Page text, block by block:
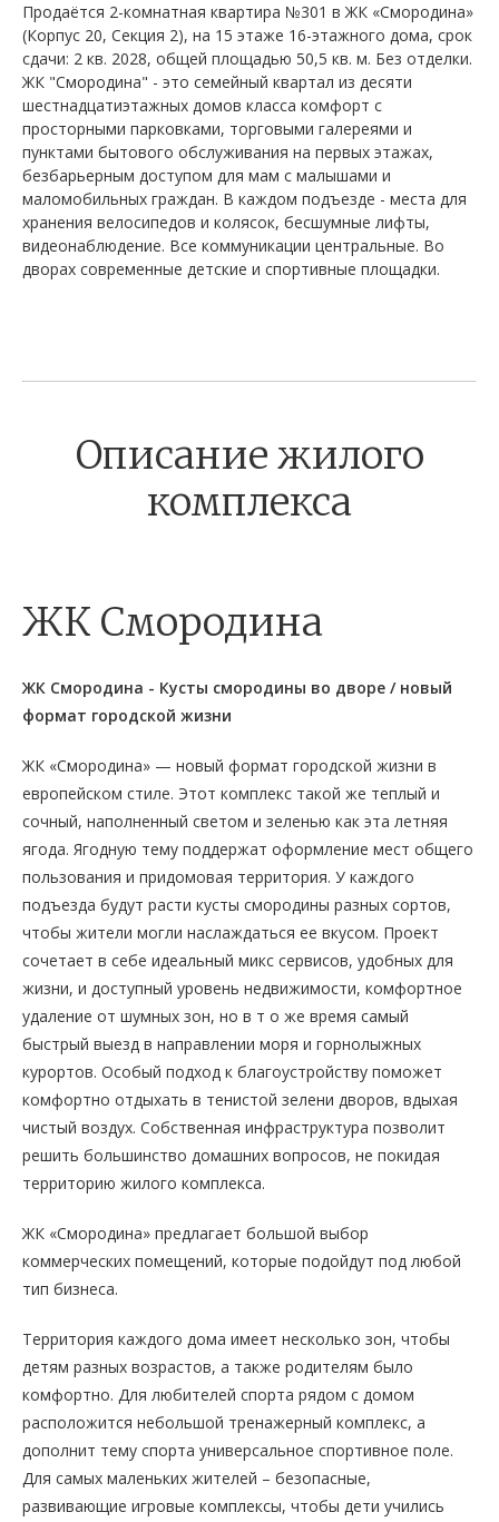
Продаётся 2-комнатная квартира №301 в ЖК «Смородина»
(Корпус 20, Секция 2), на 15 этаже 16-этажного дома, срок
сдачи: 2 кв. 2028, общей площадью 50,5 кв. м. Без отделки.
ЖК "Смородина" - это семейный квартал из десяти
шестнадцатиэтажных домов класса комфорт с
просторными парковками, торговыми галереями и
пунктами бытового обслуживания на первых этажах,
безбарьерным доступом для мам с малышами и
маломобильных граждан. В каждом подъезде - места для
хранения велосипедов и колясок, бесшумные лифты,
видеонаблюдение. Все коммуникации центральные. Во
дворах современные детские и спортивные площадки.
Описание жилого
комплекса
ЖК Смородина
ЖК Смородина - Кусты смородины во дворе / новый
формат городской жизни
ЖК «Смородина» — новый формат городской жизни в
европейском стиле. Этот комплекс такой же теплый и
сочный, наполненный светом и зеленью как эта летняя
ягода. Ягодную тему поддержат оформление мест общего
пользования и придомовая территория. У каждого
подъезда будут расти кусты смородины разных сортов,
чтобы жители могли наслаждаться ее вкусом. Проект
сочетает в себе идеальный микс сервисов, удобных для
жизни, и доступный уровень недвижимости, комфортное
удаление от шумных зон, но в т о же время самый
быстрый выезд в направлении моря и горнолыжных
курортов. Особый подход к благоустройству поможет
комфортно отдыхать в тенистой зелени дворов, вдыхая
чистый воздух. Собственная инфраструктура позволит
решить большинство домашних вопросов, не покидая
территорию жилого комплекса.
ЖК «Смородина» предлагает большой выбор
коммерческих помещений, которые подойдут под любой
тип бизнеса.
Территория каждого дома имеет несколько зон, чтобы
детям разных возрастов, а также родителям было
комфортно. Для любителей спорта рядом с домом
расположится небольшой тренажерный комплекс, а
дополнит тему спорта универсальное спортивное поле.
Для самых маленьких жителей – безопасные,
развивающие игровые комплексы, чтобы дети учились